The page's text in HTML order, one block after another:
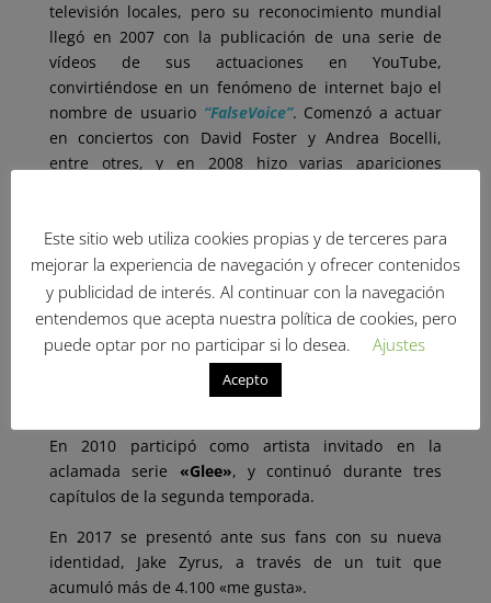
televisión locales, pero su reconocimiento mundial
llegó en 2007 con la publicación de una serie de
vídeos de sus actuaciones en YouTube,
convirtiéndose en un fenómeno de internet bajo el
nombre de usuario “FalseVoice”. Comenzó a actuar
en conciertos con David Foster y Andrea Bocelli,
entre otres, y en 2008 hizo varias apariciones
Cantó el himno nacional durante la ceremonia de
investidura de Benigno Aquino III como Presi
de las Filipinas y fue el intérprete del tema principal
del vídeojuego “Final Fantasy XIII-2”. Zyrus ha tenido
mucho éxito en países como Corea del Sur, Reino
Unido, Estados Unidos, Italia, Canadá, Francia, Japón,
En 2010 participó como artista invitado en la
aclamada serie «Glee», y continuó durante tres
capítulos de la segunda temporada.
En 2017 se presentó ante sus fans con su nueva
identidad, Jake Zyrus, a través de un tuit que
acumuló más de 4.100 «me gusta».
Este sitio web utiliza cookies propias y de terceres para
mejorar la experiencia de navegación y ofrecer contenidos
y publicidad de interés. Al continuar con la navegación
entendemos que acepta nuestra política de cookies, pero
puede optar por no participar si lo desea.
Ajustes
Acepto